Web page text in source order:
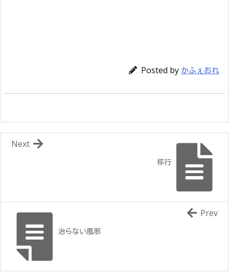
Posted by かふぇおれ
移行
Next
治らない風邪
Prev